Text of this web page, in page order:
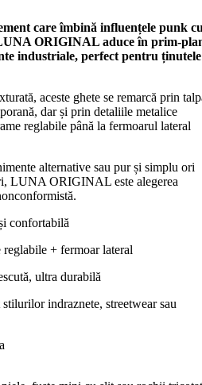
care îmbină influențele punk
ORIGINAL aduce în prim-
industriale, perfect pentru ținutele
aceste ghete se remarcă prin
dar și prin detaliile metalice
reglabile până la fermoarul lateral
alternative sau pur și simplu ori
LUNA ORIGINAL este alegerea
confortabilă
+ fermoar lateral
ultra durabilă
indraznete, streetwear sau